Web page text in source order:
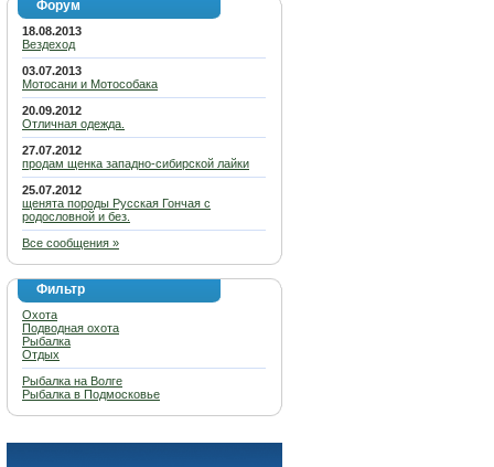
Форум
18.08.2013
Вездеход
03.07.2013
Мотосани и Мотособака
20.09.2012
Отличная одежда.
27.07.2012
продам щенка западно-сибирской лайки
25.07.2012
щенята породы Русская Гончая с
родословной и без.
Все сообщения »
Фильтр
Охота
Подводная охота
Рыбалка
Отдых
Рыбалка на Волге
Рыбалка в Подмосковье